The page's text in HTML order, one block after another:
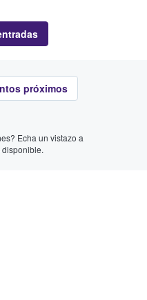
próximos
Echa un vistazo a